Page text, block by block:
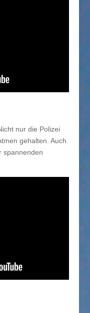
nur die Polizei
gehalten. Auch
spannenden